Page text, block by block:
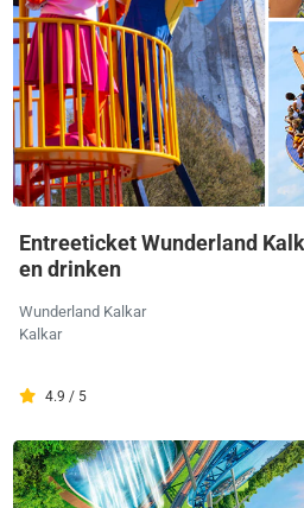
Entreeticket Wunderland
en drinken
Wunderland Kalkar
Kalkar
4.9 / 5